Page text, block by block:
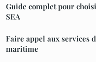
Guide complet pour
SEA
Faire appel aux services
maritime